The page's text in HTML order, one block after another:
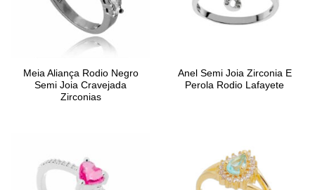
Meia Aliança Rodio Negro
Semi Joia Cravejada
Zirconias
Anel Semi Joia Zirconia E
Perola Rodio Lafayete